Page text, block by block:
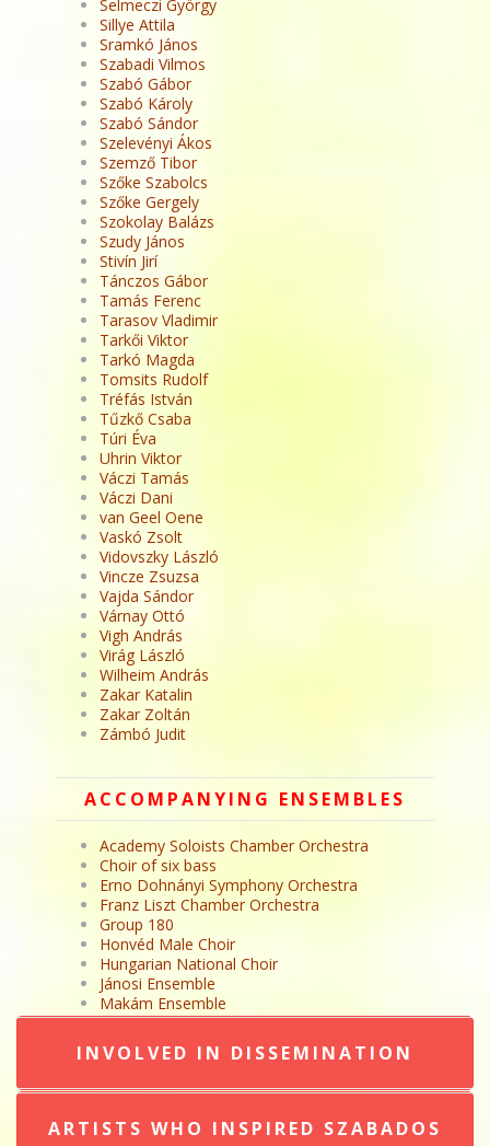
Selmeczi György
Sillye Attila
Sramkó János
Szabadi Vilmos
Szabó Gábor
Szabó Károly
Szabó Sándor
Szelevényi Ákos
Szemző Tibor
Szőke Szabolcs
Szőke Gergely
Szokolay Balázs
Szudy János
Stivín Jirí
Tánczos Gábor
Tamás Ferenc
Tarasov Vladimir
Tarkői Viktor
Tarkó Magda
Tomsits Rudolf
Tréfás István
Tűzkő Csaba
Túri Éva
Uhrin Viktor
Váczi Tamás
Váczi Dani
van Geel Oene
Vaskó Zsolt
Vidovszky László
Vincze Zsuzsa
Vajda Sándor
Várnay Ottó
Vigh András
Virág László
Wilheim András
Zakar Katalin
Zakar Zoltán
Zámbó Judit
ACCOMPANYING ENSEMBLES
Academy Soloists Chamber Orchestra
Choir of six bass
Erno Dohnányi Symphony Orchestra
Franz Liszt Chamber Orchestra
Group 180
Honvéd Male Choir
Hungarian National Choir
Jánosi Ensemble
Makám Ensemble
INVOLVED IN DISSEMINATION
ARTISTS WHO INSPIRED SZABADOS